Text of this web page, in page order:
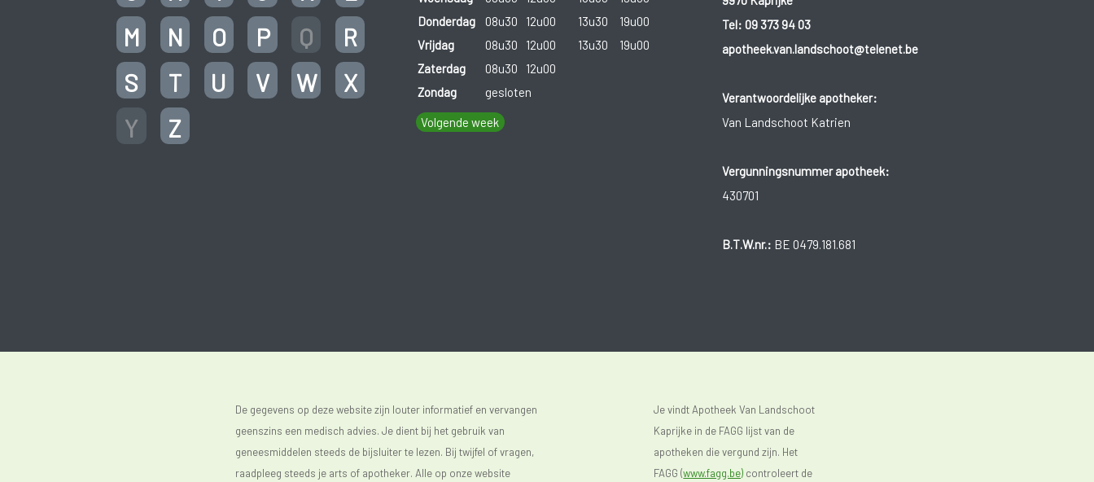
M
N O P Q
R
S
T U V W
X
Y
Z
Donderdag
08u30 12u00 13u30
19u00
Vrijdag
08u30 12u00 13u30
19u00
Zaterdag
08u30
12u00
Zondag
gesloten
Volgende week
Tel: 09 373 94 03
apotheek.van.landschoot@telenet.be
Verantwoordelijke apotheker:
Van Landschoot Katrien
Vergunningsnummer apotheek:
430701
B.T.W.nr.: BE 0479.181.681
De gegevens op deze website zijn louter informatief en vervangen
geenszins een medisch advies. Je dient bij het gebruik van
geneesmiddelen steeds de bijsluiter te lezen. Bij twijfel of vragen,
raadpleeg steeds je arts of apotheker. Alle op onze website
Je vindt Apotheek Van Landschoot
Kaprijke in de FAGG lijst van de
apotheken die vergund zijn. Het
FAGG (www.fagg.be) controleert de